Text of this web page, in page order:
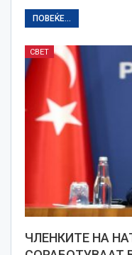
ПОВЕЌЕ...
СВЕТ
ЧЛЕНКИТЕ НА